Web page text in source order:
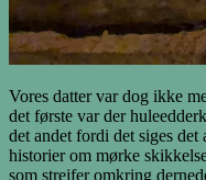
Vores datter var dog ikke
det første var der
det andet fordi det siges det
historier om mørke
som strejfer omkring